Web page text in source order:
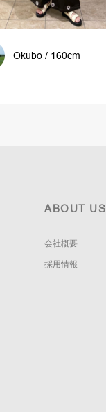
Okubo / 160cm
ABOUT US
会社概要
採用情報